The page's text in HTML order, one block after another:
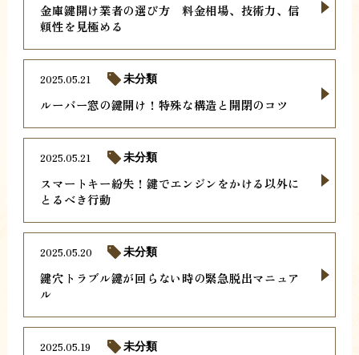
金庫鍵開け業者の選び方 料金相場、技術力、信
頼性を見極める
ルーバー窓の鍵開け！特殊な構造と開閉のコツ
2025.05.21 未分類
スマートキー紛失！鍵でエンジンをかける以外に
とるべき行動
2025.05.21 未分類
鍵穴トラブル鍵が回らない時の緊急脱出マニュア
ル
2025.05.20 未分類
2025.05.19 未分類